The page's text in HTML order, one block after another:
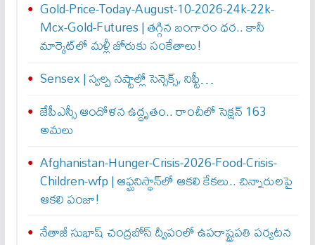
Gold-Price-Today-August-10-2026-24k-22k-
Mcx-Gold-Futures | తగ్గిన బంగారం ధర.. కానీ
మార్కెట్‌లో మళ్లీ జోరుకు సంకేతాలు!
Sensex | స్వల్ప నష్టాల్లో సెన్సెక్స్, నిఫ్టీ…
జేపీఎస్సీ ఆందోళన ఉద్ధృతం.. రాంచీలో సెక్షన్‌ 163
అమలు
Afghanistan-Hunger-Crisis-2026-Food-Crisis-
Children-wfp | ఆఫ్ఘనిస్థాన్‌లో ఆకలి కేకలు.. చిన్నారులపై
ఆకలి పంజా!
నేతాజీ సుభాష్ చంద్రబోస్ ద్వీపంలో ఉపరాష్ట్రపతి పర్యటన